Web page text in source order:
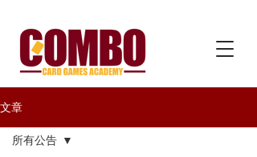
文章
所有公告